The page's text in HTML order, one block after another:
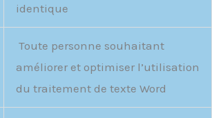
identique
Toute personne souhaitant
améliorer et optimiser l’utilisation
du traitement de texte Word